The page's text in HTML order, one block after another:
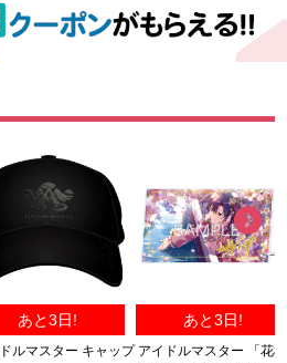
電子書籍
ASOBI STAGE
レミアム会員とは
ヴ
あと3日!
ルマスター キャップ
あと3日!
アイドルマスター 「花